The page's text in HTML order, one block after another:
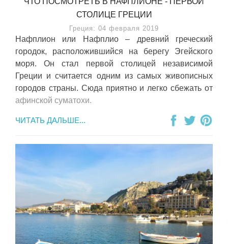
СТОЛИЦЕ ГРЕЦИИ
Греция: 04 февраля 2019
Нафплион или Нафплио – древний греческий
городок, расположившийся на берегу Эгейского
моря. Он стал первой столицей независимой
Греции и считается одним из самых живописных
городов страны. Сюда приятно и легко сбежать от
афинской суматохи.
ЧИТАТЬ ДАЛЬШЕ...